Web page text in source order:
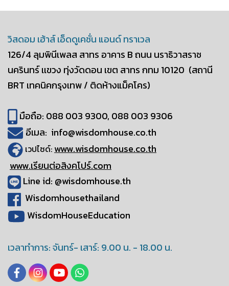
วิสดอม เฮ้าส์ เอ็ดดูเคชั่น แอนด์ ทราเวล
126/4 ลุมพินีเพลส สาทร อาคาร Bถนน นราธิวาสราช
นครินทร์ เเขวง ทุ่งวัดดอน เขต สาทร กทม 10120 (สถานี
BRT เทคนิคกรุงเทพ / ติดห้างแม็คโคร)
มือถือ: 088 003 9300, 088 003 9306
อีเมล: info@wisdomhouse.co.th
เวปไซด์: www.wisdomhouse.co.th
www.เรียนต่อสิงคโปร์.com
Line id: @wisdomhouse.th
Wisdomhousethailand
WisdomHouseEducation
เวลาทำการ: จันทร์- เสาร์: 9.00 น. - 18.00 น.